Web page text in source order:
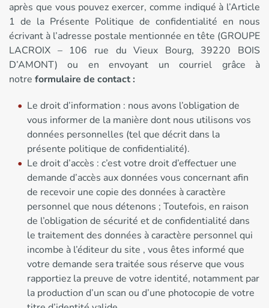
après que vous pouvez exercer, comme indiqué à l’Article
1 de la Présente Politique de confidentialité en nous
écrivant à l’adresse postale mentionnée en tête (GROUPE
LACROIX – 106 rue du Vieux Bourg, 39220 BOIS
D’AMONT) ou en envoyant un courriel grâce à
notre formulaire de contact :
Le droit d’information : nous avons l’obligation de
vous informer de la manière dont nous utilisons vos
données personnelles (tel que décrit dans la
présente politique de confidentialité).
Le droit d’accès : c’est votre droit d’effectuer une
demande d’accès aux données vous concernant afin
de recevoir une copie des données à caractère
personnel que nous détenons ; Toutefois, en raison
de l’obligation de sécurité et de confidentialité dans
le traitement des données à caractère personnel qui
incombe à l’éditeur du site , vous êtes informé que
votre demande sera traitée sous réserve que vous
rapportiez la preuve de votre identité, notamment par
la production d’un scan ou d’une photocopie de votre